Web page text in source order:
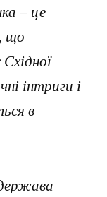
– це
що
інтриги і
в